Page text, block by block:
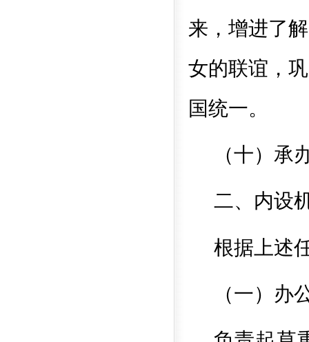
来，增进了
女的联谊，
国统一。
（十）承
二、内设
根据上述
（一）办